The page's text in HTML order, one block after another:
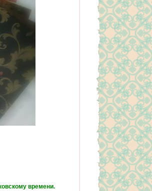
времени.